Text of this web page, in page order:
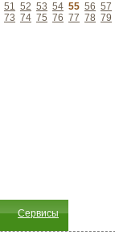
51 52 53 54 55 56 57
73 74 75 76 77 78 79
Сервисы